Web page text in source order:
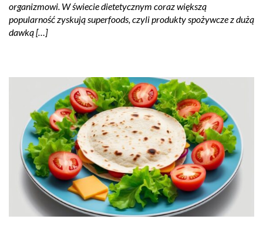
organizmowi. W świecie dietetycznym coraz większą
popularność zyskują superfoods, czyli produkty spożywcze z dużą
dawką […]